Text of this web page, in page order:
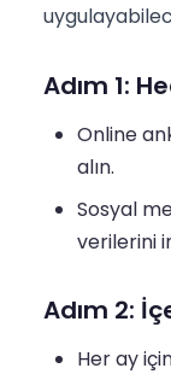
Adım 1:
Online
alın.
Sosyal
verilerini
Adım 2:
Her ay